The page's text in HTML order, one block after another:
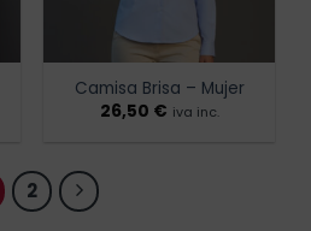
Camisa Brisa – Mujer
26,50 € iva inc.
2